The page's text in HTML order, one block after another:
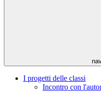
I progetti delle classi
Incontro con